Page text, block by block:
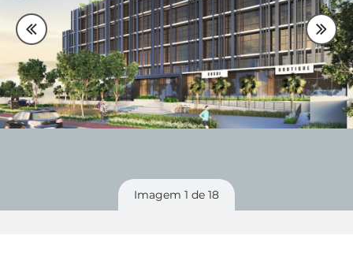
Fale Conosco 48 3364-0079
Plantão 48 99842-0500
Divulgue seu imóvel
Imagem 1 de 18